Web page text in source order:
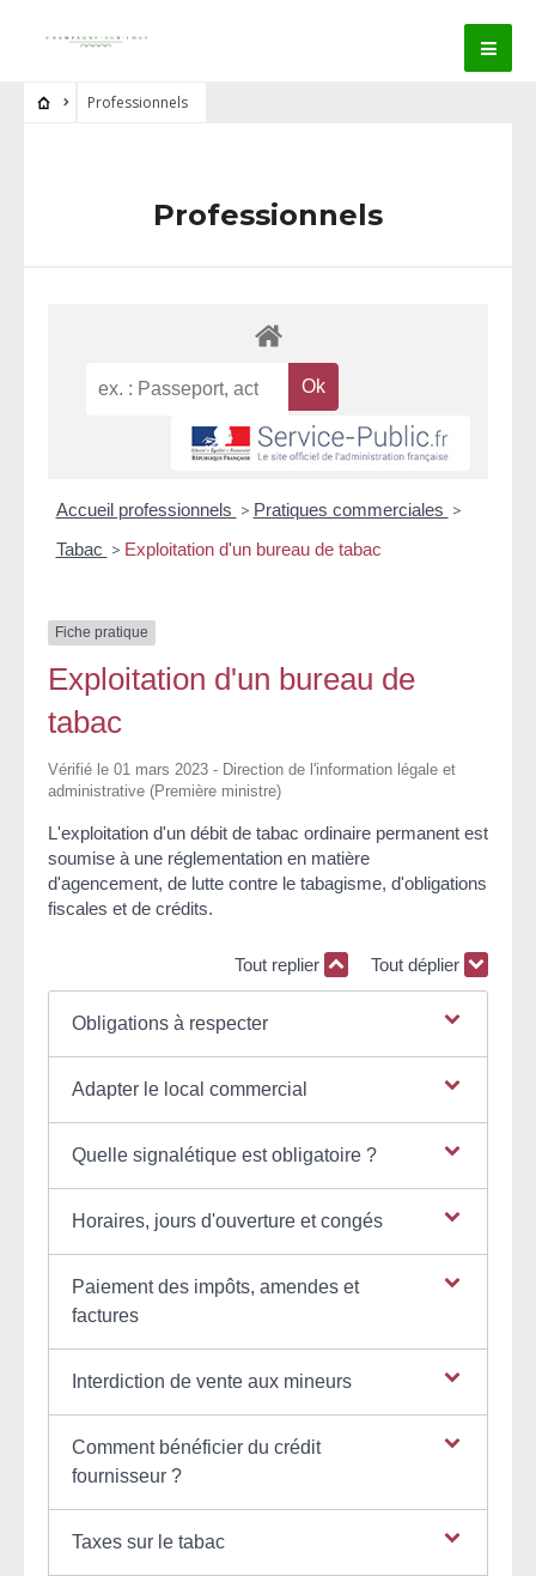
Professionnels
Professionnels
Accueil professionnels > Pratiques commerciales >
Tabac > Exploitation d'un bureau de tabac
Fiche pratique
Exploitation d'un bureau de
tabac
Vérifié le 01 mars 2023 - Direction de l'information légale et
administrative (Première ministre)
L'exploitation d'un débit de tabac ordinaire permanent est
soumise à une réglementation en matière
d'agencement, de lutte contre le tabagisme, d'obligations
fiscales et de crédits.
Tout replier Tout déplier
Obligations à respecter
Adapter le local commercial
Quelle signalétique est obligatoire ?
Horaires, jours d'ouverture et congés
Paiement des impôts, amendes et
factures
Interdiction de vente aux mineurs
Comment bénéficier du crédit
fournisseur ?
Taxes sur le tabac